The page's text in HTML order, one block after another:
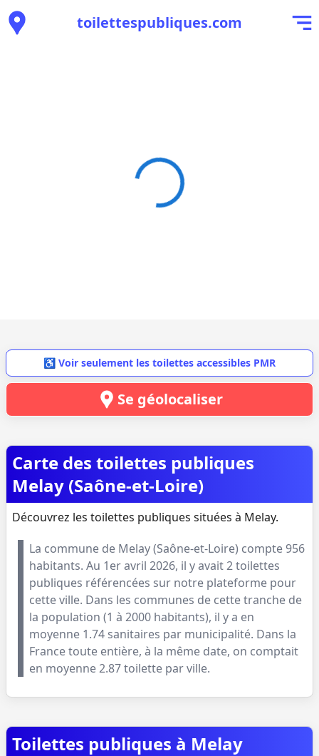
toilettespubliques.com
♿ Voir seulement les toilettes accessibles PMR
Se géolocaliser
Carte des toilettes publiques
Melay (Saône-et-Loire)
Découvrez les toilettes publiques situées à Melay.
La commune de Melay(Saône-et-Loire) compte956
habitants. Au 1er avril 2026, il y avait2toilettes
publiques référencées sur notre plateforme pour
cette ville. Dans les communes de cette tranche de
la population (1 à 2000 habitants), il y a en
moyenne 1.74 sanitaires par municipalité. Dans la
France toute entière, à la même date, on comptait
en moyenne2.87toilette par ville.
Toilettes publiques à Melay